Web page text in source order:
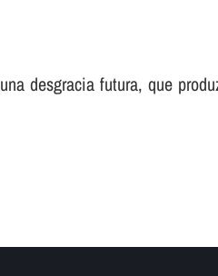
desgracia futura, que